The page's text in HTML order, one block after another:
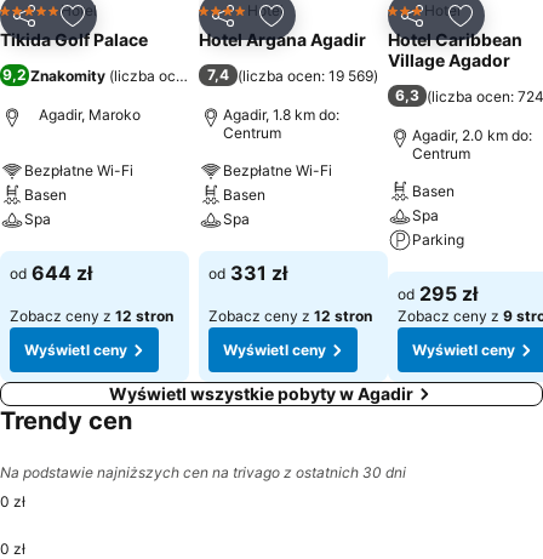
UdostępnijDodaj do ulubionych
5 KategoriaHotel
Tikida Golf Palace
9,2 Znakomity (liczba ocen: 2289 )
Agadir, Maroko
Bezpłatne Wi-Fi
Basen
Spa
Wyświetl ceny
od 644 zł
Zobacz ceny z 12 stron
Wyświetl ceny
UdostępnijDodaj do ulubionych
4 Kategoria
Hotel
Hotel Argana Agadir
7,4 (liczba ocen: 19 569)
Agadir, 1.8 km do:
Centrum
Bezpłatne Wi-Fi
Basen
Spa
Wyświetl ceny
od 331 zł
Zobacz ceny z 12 stron
Wyświetl ceny
UdostępnijDodaj
3 Kategoria
Hotel
Hotel Caribbean
Village Agador
6,3 (liczba ocen:
Agadir, 2.0 km do:
Centrum
Basen
Spa
Parking
Wyświetl ceny
od 295 zł
Zobacz ceny z 9
Wyświetl ceny
Wyświetl wszystkie pobyty w Agadir
Trendy cen
Na podstawie najniższych cen na trivago z ostatnich 30 dni
0 zł
0 zł